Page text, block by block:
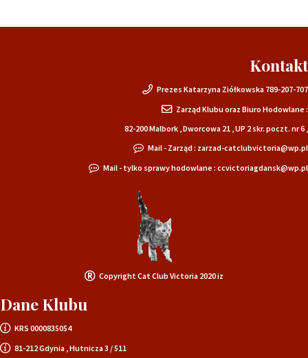
Kontakt
Prezes Katarzyna Ziółkowska 789-207-707
Zarząd Klubu oraz Biuro Hodowlane :
82-200 Malbork , Dworcowa 21 , UP 2 skr. poczt. nr 6 ,
Mail - Zarząd : zarzad-catclubvictoria@wp.pl
Mail - tylko sprawy hodowlane : ccvictoriagdansk@wp.pl
Copyright Cat Club Victoria 2020 iz
Dane Klubu
KRS 0000835054
81-212 Gdynia , Hutnicza 3 / 511